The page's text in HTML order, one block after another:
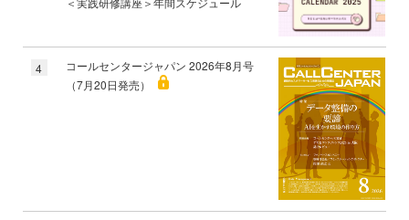
4
コールセンタージャパン 2026年8月号
（7月20日発売）